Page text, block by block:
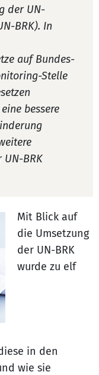
der UN-
BRK). In
auf Bundes-
Stelle
bessere
BRK
Mit Blick auf
die Umsetzung
der UN-BRK
wurde zu elf
in den
wie sie